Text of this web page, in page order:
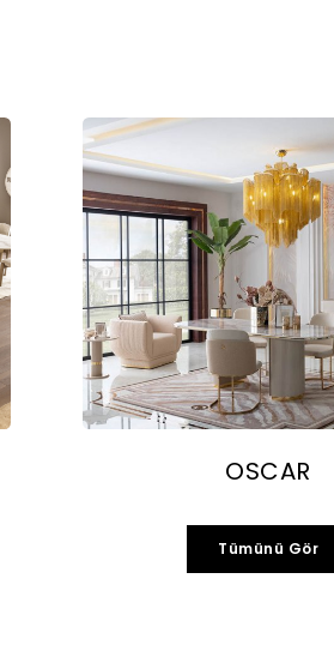
OSCAR
Tümünü Gör